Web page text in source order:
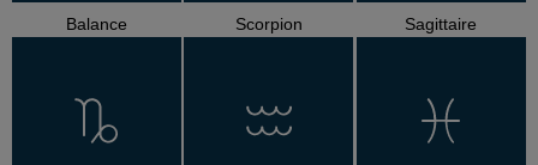
Balance Scorpion Sagittaire